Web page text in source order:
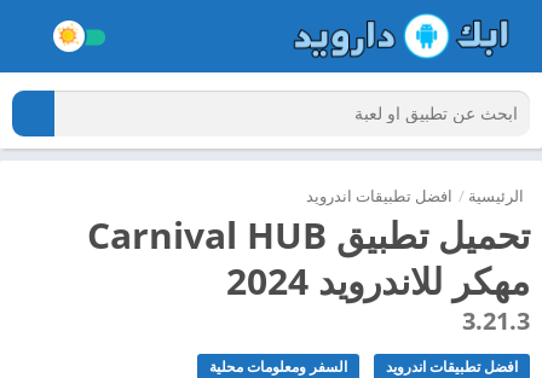
الرئيسية / افضل تطبيقات اندرويد
تحميل تطبيق Carnival HUB
مهكر للاندرويد 2024
3.21.3
افضل تطبيقات اندرويد السفر ومعلومات محلية